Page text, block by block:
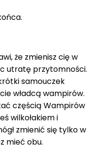
że zmienisz cię w
utratę przytomności.
samouczek
władcą wampirów.
częścią Wampirów
wilkołakiem i
zmienić się tylko w
mieć obu.